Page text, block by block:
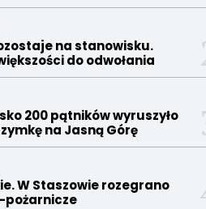
na stanowisku.
do odwołania
200 pątników wyruszyło
na Jasną Górę
W Staszowie rozegrano
pożarnicze